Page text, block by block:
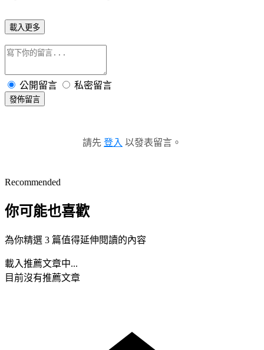
載入更多
公開留言 私密留言
發佈留言
請先 登入 以發表留言。
Recommended
你可能也喜歡
為你精選 3 篇值得延伸閱讀的內容
載入推薦文章中...
目前沒有推薦文章